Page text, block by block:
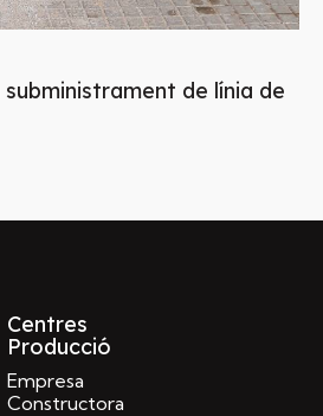
subministrament de línia de
Centres
Producció
Empresa
Constructora